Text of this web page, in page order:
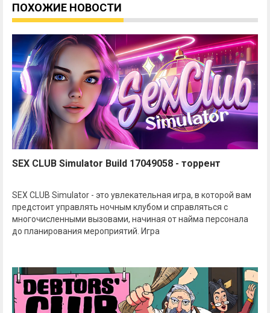
ПОХОЖИЕ НОВОСТИ
SEX CLUB Simulator Build 17049058 - торрент
SEX CLUB Simulator - это увлекательная игра, в которой вам
предстоит управлять ночным клубом и справляться с
многочисленными вызовами, начиная от найма персонала
до планирования мероприятий. Игра